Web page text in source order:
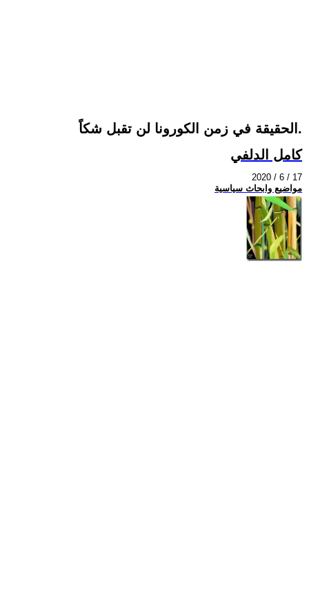
الحقيقة في زمن الكورونا لن تقبل شكاً.
كامل الدلفي
2020 / 6 / 17
مواضيع وابحاث سياسية